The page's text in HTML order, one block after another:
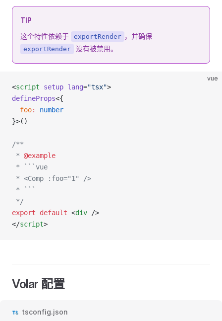
TIP
这个特性依赖于
exportRender ，并确保
exportRender 没有被禁用。
vue
<script setup lang="tsx">
defineProps<{
  foo
:
number
}>()
/**
* @example
* ```vue
* <Comp :foo="1" />
* ```
*/
export default <div />
</script>
Volar 配置
tsconfig.json